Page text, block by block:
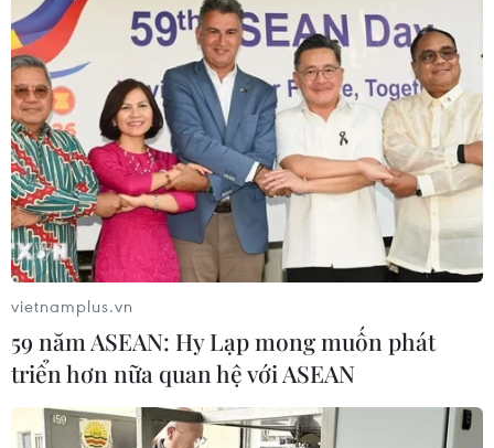
vietnamplus.vn
59 năm ASEAN: Hy Lạp mong muốn phát
triển hơn nữa quan hệ với ASEAN